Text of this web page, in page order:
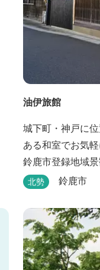
油伊旅館
城下町・神戸に
ある和室でお気
鈴鹿市登録地域
北勢 鈴鹿市